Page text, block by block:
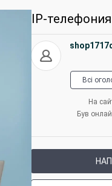
IP-телефония
shop1717d
Всі
На
Був